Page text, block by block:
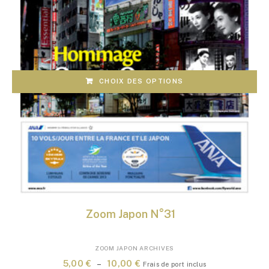
produit
CHOIX DES OPTIONS
Zoom Japon N°31
ZOOM JAPON ARCHIVES
5,00€ – 10,00€ Plage
Frais de port inclus